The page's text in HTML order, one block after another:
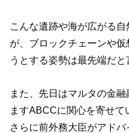
こんな遺跡や海が広がる
が、ブロックチェーンや
うとする姿勢は最先端だと
また、先日はマルタの金
ますABCCに関心を寄せて
さらに前外務大臣がアド